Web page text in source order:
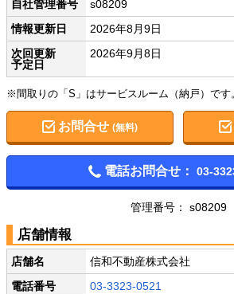
自社管理番号
s08209
情報更新日
2026年8月9日
次回更新
予定日
2026年9月8日
※間取りの「S」はサービスルーム（納戸）です
お問合せ (無料)
電話お問合せ： 03-
管理番号： s08209
店舗情報
店舗名
信和不動産株式会社
電話番号
03-3323-0521